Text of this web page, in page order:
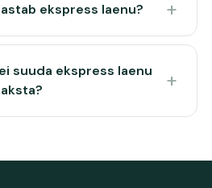
ekspress laenu?
suuda ekspress laenu